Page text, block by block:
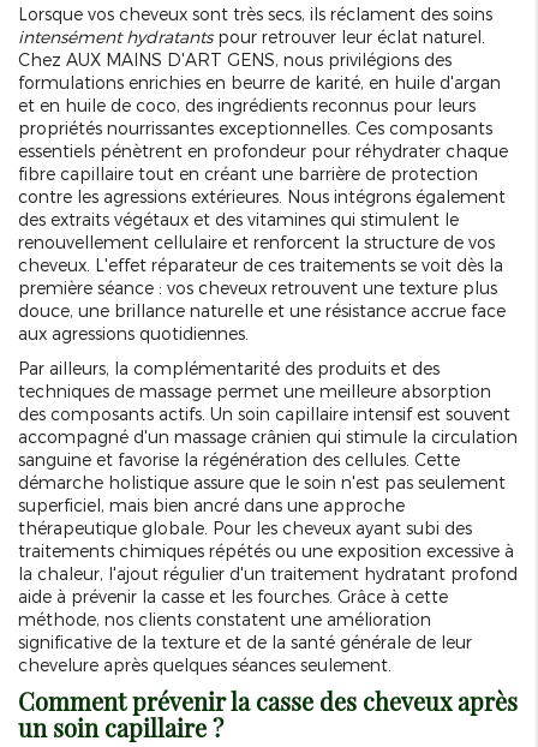
Lorsque vos cheveux sont très secs, ils réclament des soins
intensément hydratantspour retrouver leur éclat naturel.
Chez AUX MAINS D'ART GENS, nous privilégions des
formulations enrichies en beurre de karité, en huile d'argan
et en huile de coco, des ingrédients reconnus pour leurs
propriétés nourrissantes exceptionnelles. Ces composants
essentiels pénètrent en profondeur pour réhydrater chaque
fibre capillaire tout en créant une barrière de protection
contre les agressions extérieures. Nous intégrons également
des extraits végétaux et des vitamines qui stimulent le
renouvellement cellulaire et renforcent la structure de vos
cheveux. L'effet réparateur de ces traitements se voit dès la
première séance : vos cheveux retrouvent une texture plus
douce, une brillance naturelle et une résistance accrue face
aux agressions quotidiennes.
Par ailleurs, la complémentarité des produits et des
techniques de massage permet une meilleure absorption
des composants actifs. Un soin capillaire intensif est souvent
accompagné d'un massage crânien qui stimule la circulation
sanguine et favorise la régénération des cellules. Cette
démarche holistique assure que le soin n'est pas seulement
superficiel, mais bien ancré dans une approche
thérapeutique globale. Pour les cheveux ayant subi des
traitements chimiques répétés ou une exposition excessive à
la chaleur, l'ajout régulier d'un traitement hydratant profond
aide à prévenir la casse et les fourches. Grâce à cette
méthode, nos clients constatent une amélioration
significative de la texture et de la santé générale de leur
chevelure après quelques séances seulement.
Comment prévenir la casse des cheveux après
un soin capillaire ?